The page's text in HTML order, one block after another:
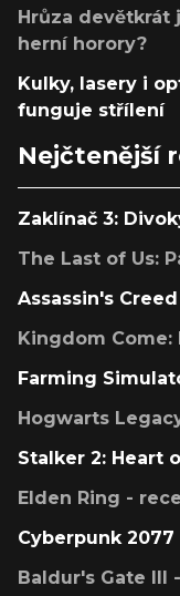
Hrůza devětkrát
herní horory?
Kulky, lasery i
funguje střílení
Nejčtenější
Zaklínač 3:
The Last of Us:
Assassin's
Kingdom Come:
Farming
Hogwarts
Stalker 2: Heart
Elden Ring -
Cyberpunk
Baldur's Gate III